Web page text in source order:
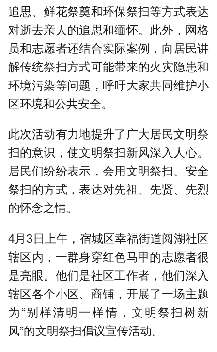
追思、鲜花祭奠和环保祭扫等方式表达
对逝去亲人的追思和缅怀。此外，网格
员和志愿者还结合实际案例，向居民讲
解传统祭扫方式可能带来的火灾隐患和
环境污染等问题，呼吁大家共同维护小
区环境和公共安全。
此次活动有力地提升了广大居民文明祭
扫的意识，使文明祭扫新风深入人心。
居民们纷纷表示，会用文明祭扫、安全
祭扫的方式，表达对先祖、先贤、先烈
的怀念之情。
4月3日上午，宿城区幸福街道阅湖社区
辖区内，一群身穿红色马甲的志愿者很
是亮眼。他们是社区工作者，他们深入
辖区各个小区、商铺，开展了一场主题
为“别样清明一样情，文明祭扫树新
风”的文明祭扫倡议宣传活动。